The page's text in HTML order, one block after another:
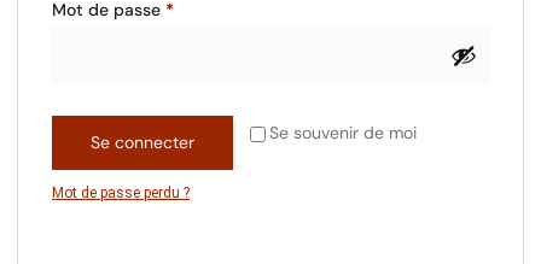
Mot de passe *
Se souvenir de moi
Se connecter
Mot de passe perdu ?